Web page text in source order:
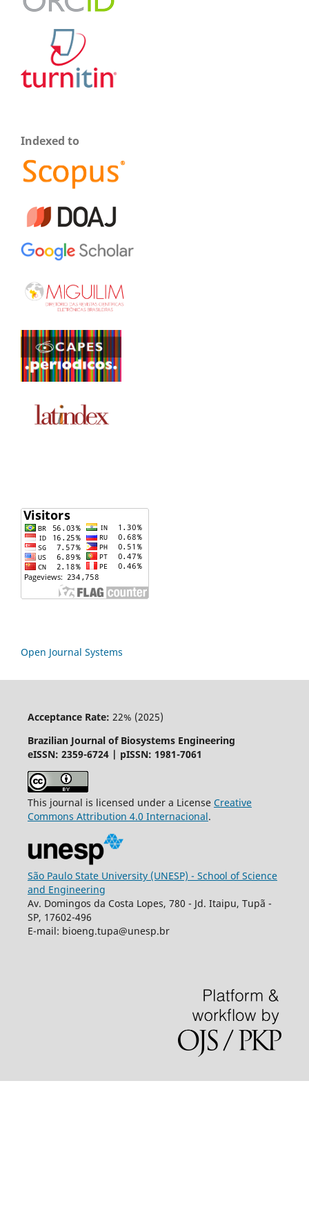
Indexed to
Open Journal Systems
Acceptance Rate: 22% (2025)
Brazilian Journal of Biosystems Engineering
eISSN: 2359-6724 | pISSN: 1981-7061
This journal is licensed under a License Creative
Commons Attribution 4.0 Internacional.
São Paulo State University (UNESP) - School of Science
and Engineering
Av. Domingos da Costa Lopes, 780 - Jd. Itaipu, Tupã -
SP, 17602-496
E-mail: bioeng.tupa@unesp.br